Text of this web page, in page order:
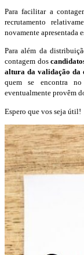
Para facilitar a
recrutamento
novamente apresentada
Para além da
contagem dos
altura da validação da
quem se encontra
eventualmente provêm
Espero que vos seja útil!